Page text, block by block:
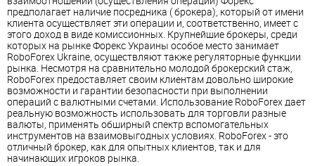
предполагает наличие посредника ( брокера), который от имени
клиента осуществляет эти операции и, соответственно, имеет с
этого доход в виде комиссионных. Крупнейшие брокеры, среди
которых на рынке Форекс Украины особое место занимает
RoboForex Ukraine, осуществляют также регуляторные функции
рынка. Несмотря на сравнительно молодой брокерский стаж,
RoboForex предоставляет своим клиентам довольно широкие
возможности и гарантии безопасности при выполнении
операций с валютными счетами. Использование RoboForex дает
реальную возможность использовать для торговли разные
валюты, применять обширный спектр вспомогательных
инструментов на взаимовыгодных условиях. RoboForex - это
отличный брокер, как для опытных клиентов, так и для
начинающих игроков рынка.